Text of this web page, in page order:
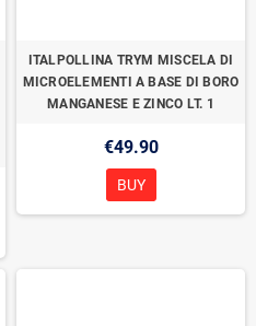
ITALPOLLINA TRYM MISCELA DI
MICROELEMENTI A BASE DI BORO
MANGANESE E ZINCO LT. 1
€49.90
BUY